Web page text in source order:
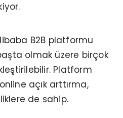
B2B platformu
olmak üzere birçok
Platform
açık arttırma,
de sahip.